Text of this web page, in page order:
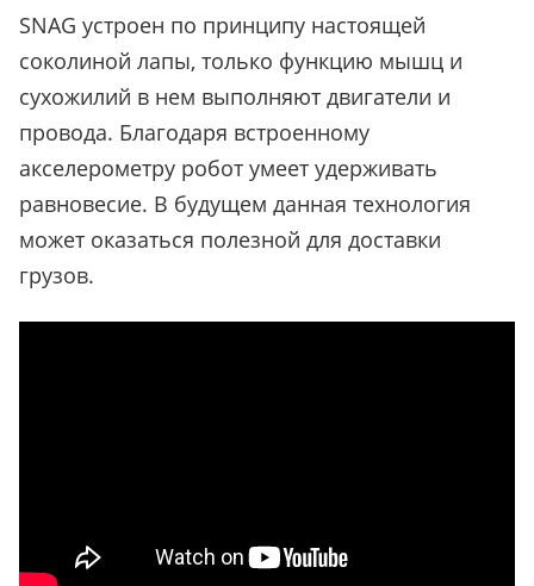
SNAG устроен по принципу настоящей
соколиной лапы, только функцию мышц и
сухожилий в нем выполняют двигатели и
провода. Благодаря встроенному
акселерометру робот умеет удерживать
равновесие. В будущем данная технология
может оказаться полезной для доставки
грузов.